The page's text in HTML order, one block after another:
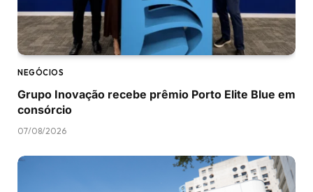
NEGÓCIOS
Grupo Inovação recebe prêmio Porto Elite Blue em
consórcio
07/08/2026